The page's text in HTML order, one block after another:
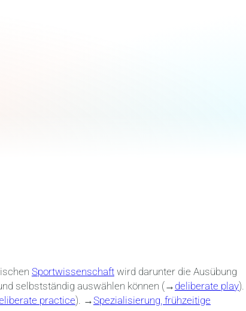
Sportwissenschaftwird darunter die Ausübung
selbstständig auswählen können (→ deliberate play
practice). →Spezialisierung, frühzeitige